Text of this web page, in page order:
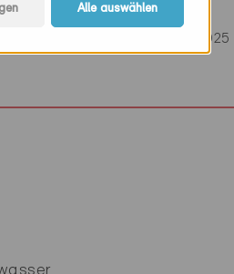
Minergie
Provisorisch 15.9.2025
Alle auswählen